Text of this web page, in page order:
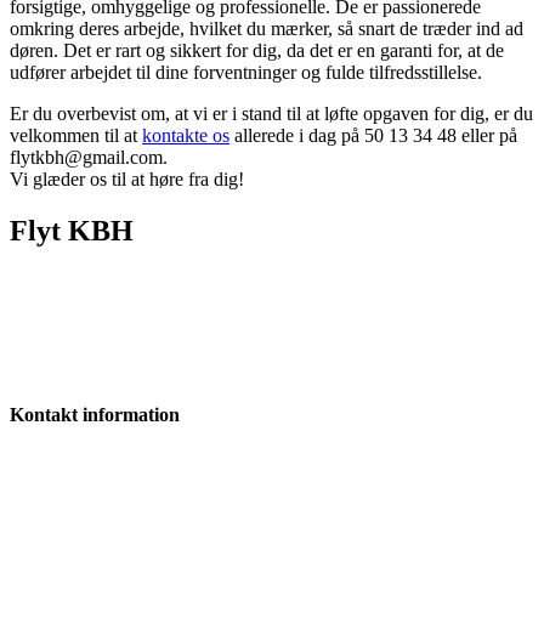
forsigtige, omhyggelige og professionelle. De er passionerede
omkring deres arbejde, hvilket du mærker, så snart de træder ind ad
døren. Det er rart og sikkert for dig, da det er en garanti for, at de
udfører arbejdet til dine forventninger og fulde tilfredsstillelse.
Er du overbevist om, at vi er i stand til at løfte opgaven for dig, er du
velkommen til at kontakte os allerede i dag på 50 13 34 48 eller på
flytkbh@gmail.com.
Vi glæder os til at høre fra dig!
Flyt KBH
Kontakt information